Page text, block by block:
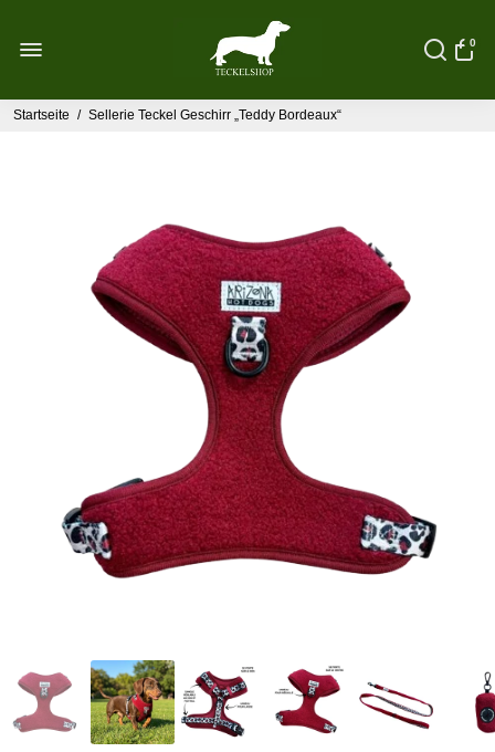
0
Startseite / Sellerie Teckel Geschirr „Teddy Bordeaux“